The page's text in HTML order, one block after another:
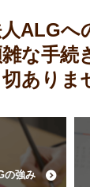
ALGへ
な手続
切ありま
の強み